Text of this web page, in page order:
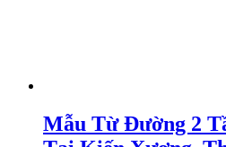
Mẫu Từ Đường 2